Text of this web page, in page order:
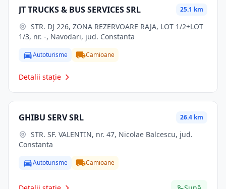
JT TRUCKS & BUS SERVICES SRL 25.1 km
1/3, nr. -, Navodari, jud. Constanta
Autoturisme Camioane
Detalii stație
GHIBU SERV SRL 26.4 km
Constanta
Autoturisme Camioane